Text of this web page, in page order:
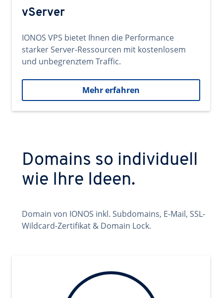
vServer
IONOS VPS bietet Ihnen die Performance
starker Server-Ressourcen mit kostenlosem
und unbegrenztem Traffic.
Mehr erfahren
Domains so individuell
wie Ihre Ideen.
Domain von IONOS inkl. Subdomains, E-Mail, SSL-
Wildcard-Zertifikat & Domain Lock.